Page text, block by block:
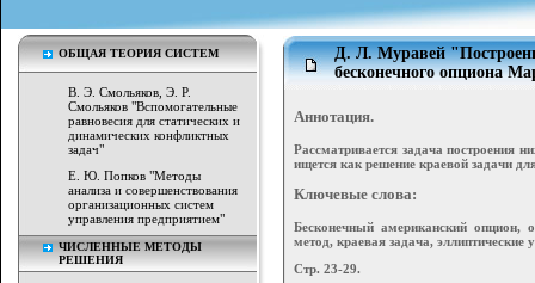
ОБЩАЯ ТЕОРИЯ СИСТЕМ
В. Э. Смольяков, Э. Р.
Смольяков "Вспомогательные
равновесия для статических и
динамических конфликтных
задач"
Е. Ю. Попков "Методы
анализа и совершенствования
организационных систем
управления предприятием"
ЧИСЛЕННЫЕ МЕТОДЫ
РЕШЕНИЯ
Д. Л. Муравей
бесконечного опциона
Аннотация.
Рассматривается задача построения
ищется как решение краевой задачи
Ключевые слова:
Бесконечный американский опцион,
метод, краевая задача, эллиптические
Стр. 23-29.